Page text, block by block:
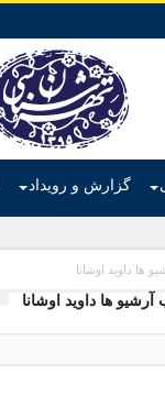
گزارش و رویداد
ها داوید اوشانا
ها داوید اوشانا